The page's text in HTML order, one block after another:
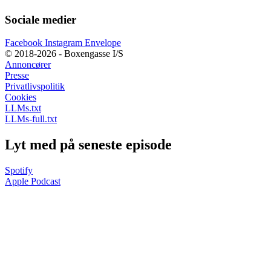
Sociale medier
Facebook Instagram Envelope
© 2018-2026 - Boxengasse I/S
Annoncører
Presse
Privatlivspolitik
Cookies
LLMs.txt
LLMs-full.txt
Lyt med på seneste episode
Spotify
Apple Podcast